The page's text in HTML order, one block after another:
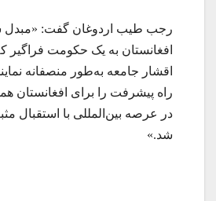
رجب طیب اردوغان گفت:
افغانستان به یک حکومت فراگیر
اقشار جامعه به‌طور منصفانه
راه پیشرفت را برای افغانستان
در عرصه بین‌المللی با استقبال
شد.»